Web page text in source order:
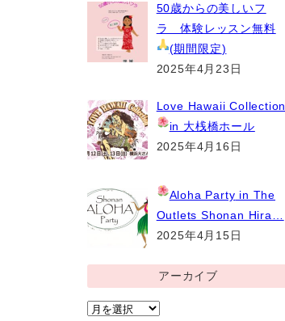
50歳からの美しいフ
ラ 体験レッスン無料
(期間限定)
2025年4月23日
Love Hawaii Collection
in 大桟橋ホール
2025年4月16日
Aloha Party in The
Outlets Shonan Hira…
2025年4月15日
アーカイブ
ア